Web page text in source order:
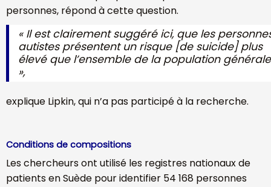
personnes, répond à cette question.
« Il est clairement suggéré ici, que les
autistes présentent un risque [de suicide] plus
élevé que l’ensemble de la population générale
»,
explique Lipkin, qui n’a pas participé à la recherche.
Conditions de compositions
Les chercheurs ont utilisé les registres nationaux de
patients en Suède pour identifier 54 168 personnes